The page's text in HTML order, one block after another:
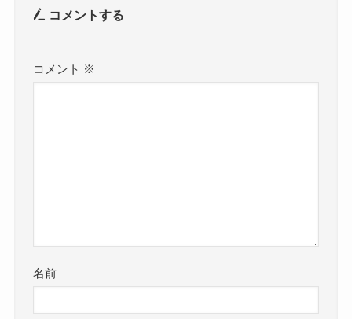
コメントする
コメント ※
名前